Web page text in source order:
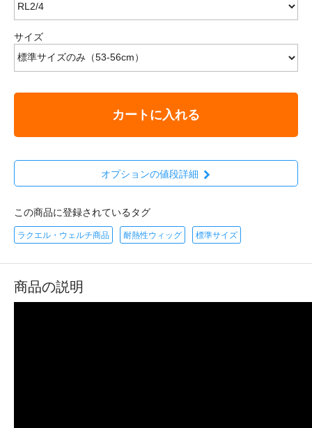
サイズ
カートに入れる
オプションの値段詳細
この商品に登録されているタグ
ラクエル・ウェルチ商品 耐熱性ウィッグ 標準サイズ
商品の説明